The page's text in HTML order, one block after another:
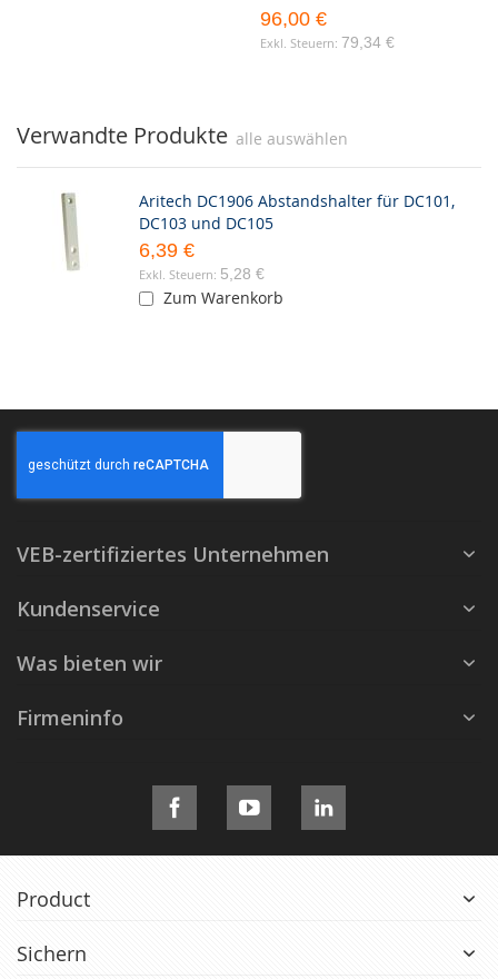
96,00 €
79,34 €
Verwandte Produkte alle auswählen
Aritech DC1906 Abstandshalter für DC101,
DC103 und DC105
6,39 €
5,28 €
Zum Warenkorb
VEB-zertifiziertes Unternehmen
Kundenservice
Was bieten wir
Firmeninfo
Product
Sichern